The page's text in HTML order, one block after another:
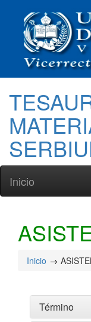
Inicio
Inicio
Término